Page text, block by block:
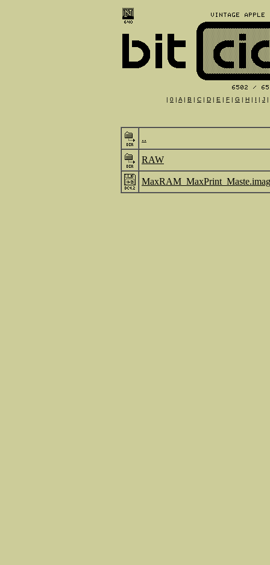
| 0 | A | B | C | D | E | F | G | H | I | J |
..
RAW